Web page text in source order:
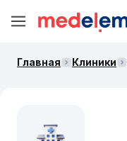
Главная Клиники